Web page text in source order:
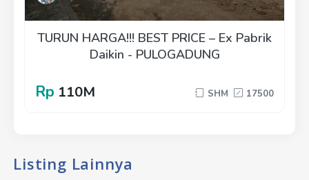
TURUN HARGA!!! BEST PRICE – Ex Pabrik
Daikin - PULOGADUNG
Rp 110M SHM 17500
Listing Lainnya